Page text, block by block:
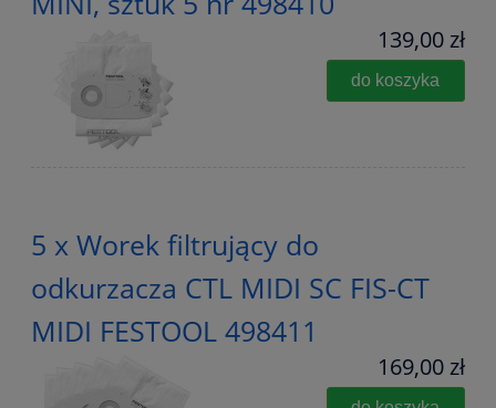
139,00 zł
do koszyka
5 x Worek filtrujący do
odkurzacza CTL MIDI SC FIS-CT
MIDI FESTOOL 498411
169,00 zł